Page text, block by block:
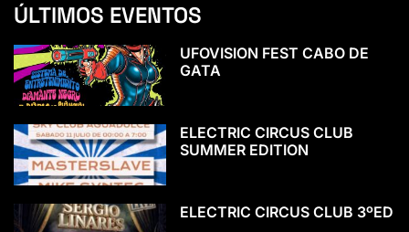
ÚLTIMOS EVENTOS
UFOVISION FEST CABO DE
GATA
ELECTRIC CIRCUS CLUB
SUMMER EDITION
ELECTRIC CIRCUS CLUB 3ºED